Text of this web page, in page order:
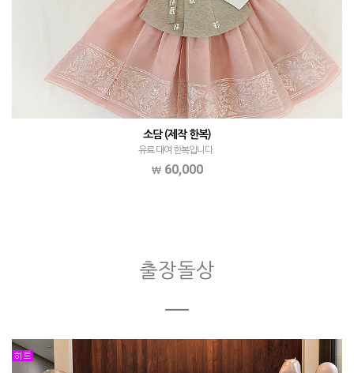
소담 (제작 한복)
유료 대여 한복입니다.
60,000
출장돌상
ㅡ